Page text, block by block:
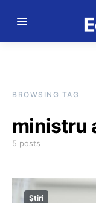
BROWSING TAG
ministru
5 posts
Știri